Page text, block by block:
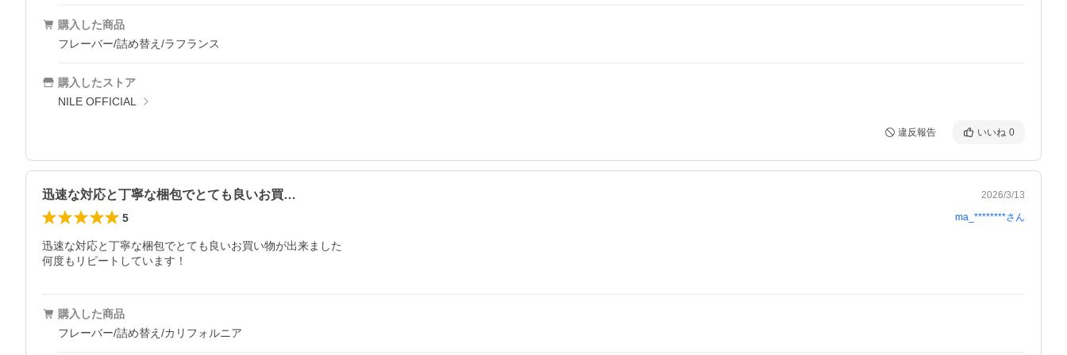
購入した商品
フレーバー/詰め替え/ラフランス
購入したストア
NILE OFFICIAL
違反報告 いいね 0
迅速な対応と丁寧な梱包でとても良いお買… 2026/3/13
5 ma_********さん
迅速な対応と丁寧な梱包でとても良いお買い物が出来ました
何度もリピートしています！
購入した商品
フレーバー/詰め替え/カリフォルニア